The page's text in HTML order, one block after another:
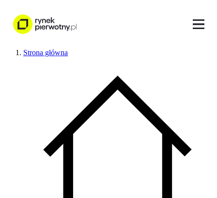
Strona główna